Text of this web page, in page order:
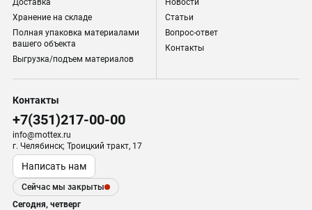
Доставка
Хранение на складе
Полная упаковка материалами
вашего объекта
Выгрузка/подъем материалов
Новости
Статьи
Вопрос-ответ
Контакты
Контакты
+7(351)217-00-00
info@mottex.ru
г. Челябинск; Троицкий тракт, 17
Написать нам
Сейчас мы закрыты
Сегодня, четверг